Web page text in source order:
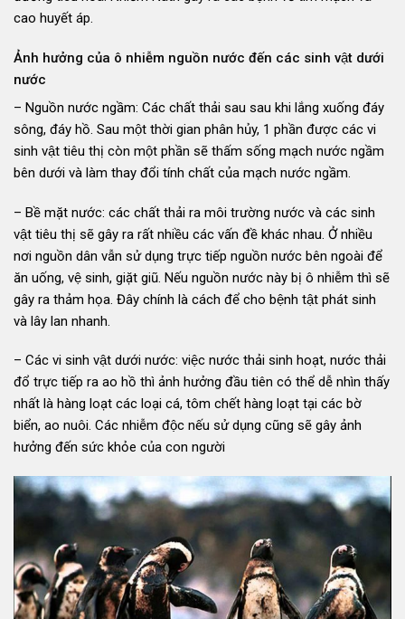
cao huyết áp.
Ảnh hưởng của ô nhiễm nguồn nước đến các sinh vật dưới
nước
– Nguồn nước ngầm: Các chất thải sau sau khi lắng xuống đáy
sông, đáy hồ. Sau một thời gian phân hủy, 1 phần được các vi
sinh vật tiêu thị còn một phần sẽ thấm sống mạch nước ngầm
bên dưới và làm thay đổi tính chất của mạch nước ngầm.
– Bề mặt nước: các chất thải ra môi trường nước và các sinh
vật tiêu thị sẽ gây ra rất nhiều các vấn đề khác nhau. Ở nhiều
nơi nguồn dân vẫn sử dụng trực tiếp nguồn nước bên ngoài để
ăn uống, vệ sinh, giặt giũ. Nếu nguồn nước này bị ô nhiễm thì sẽ
gây ra thảm họa. Đây chính là cách để cho bệnh tật phát sinh
và lây lan nhanh.
– Các vi sinh vật dưới nước: việc nước thải sinh hoạt, nước thải
đổ trực tiếp ra ao hồ thì ảnh hưởng đầu tiên có thể dễ nhìn thấy
nhất là hàng loạt các loại cá, tôm chết hàng loạt tại các bờ
biển, ao nuôi. Các nhiễm độc nếu sử dụng cũng sẽ gây ảnh
hưởng đến sức khỏe của con người